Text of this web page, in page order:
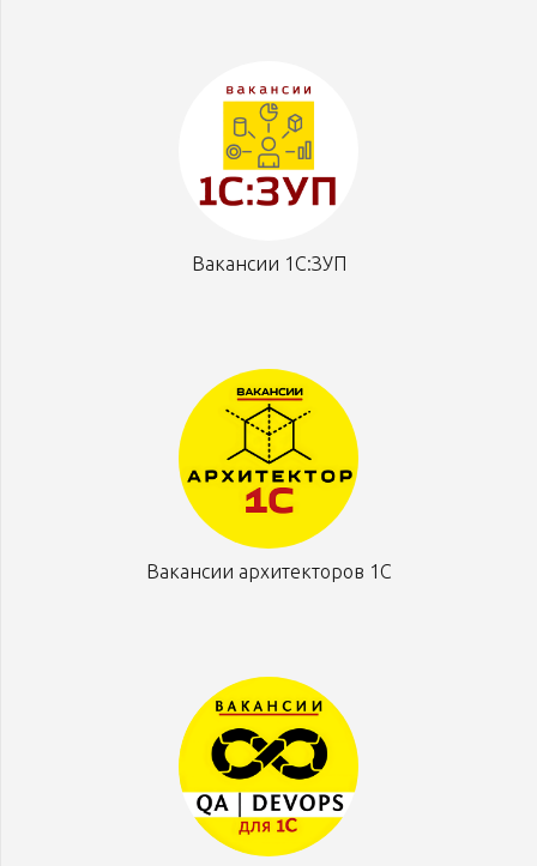
Вакансии 1С:ЗУП
Вакансии архитекторов 1С